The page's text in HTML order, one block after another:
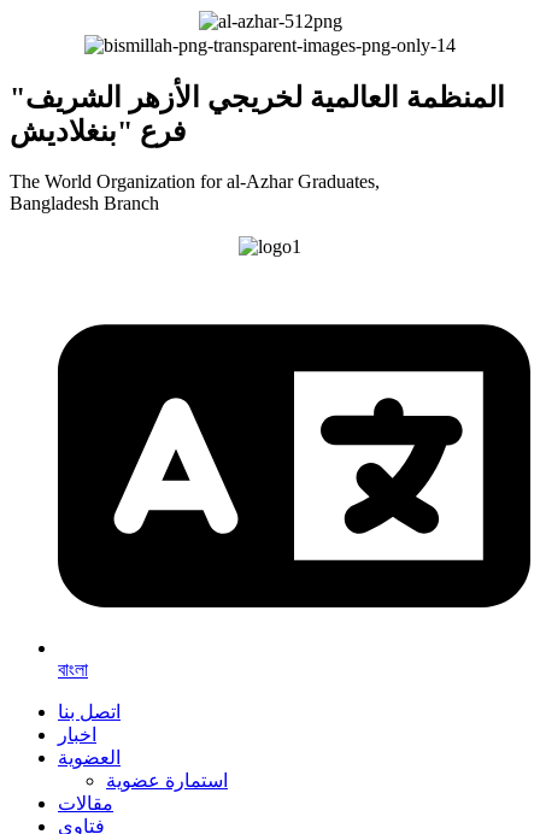
"المنظمة العالمية لخريجي الأزهر الشريف
فرع "بنغلاديش
The World Organization for al-Azhar Graduates,
Bangladesh Branch
বাংলা
اتصل بنا
اخبار
العضوية
استمارة عضوية
مقالات
فتاوى